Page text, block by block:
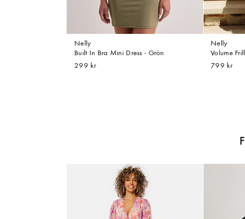
Nelly
Built In Bra Mini Dress - Grön
299 kr
Nelly
Volume
799 kr